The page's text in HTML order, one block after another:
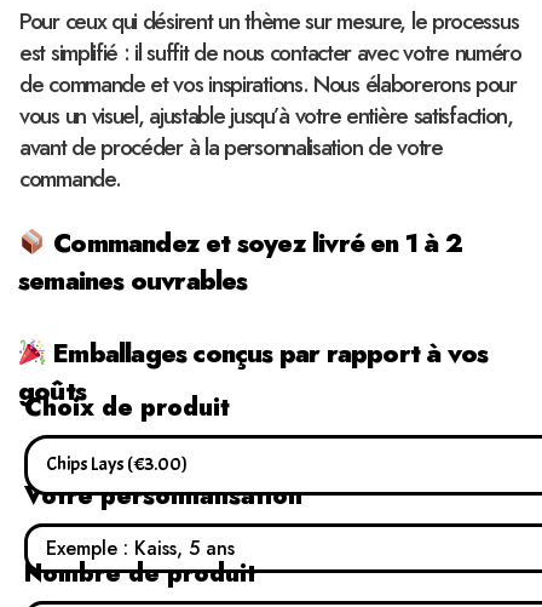
Pour ceux qui désirent un thème sur mesure, le processus
est simplifié : il suffit de nous contacter avec votre numéro
de commande et vos inspirations. Nous élaborerons pour
vous un visuel, ajustable jusqu’à votre entière satisfaction,
avant de procéder à la personnalisation de votre
commande.
Commandez et soyez livré en 1 à 2
semaines ouvrables
Emballages conçus par rapport à vos
goûts
Choix de produit
Votre personnalisation
Nombre de produit